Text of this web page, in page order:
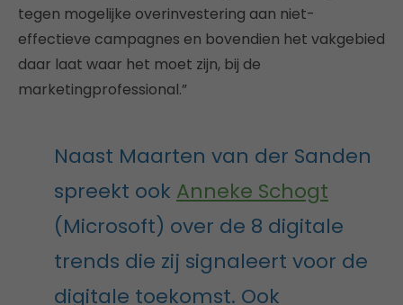
tegen mogelijke overinvestering aan niet-
effectieve campagnes en bovendien het vakgebied
daar laat waar het moet zijn, bij de
marketingprofessional.”
Naast Maarten van der Sanden
spreekt ook Anneke Schogt
(Microsoft) over de 8 digitale
trends die zij signaleert voor de
digitale toekomst. Ook